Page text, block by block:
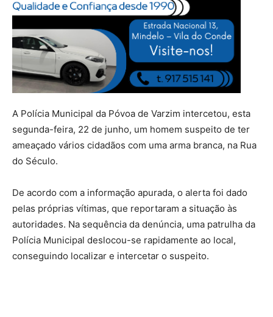
A Polícia Municipal da Póvoa de Varzim intercetou, esta
segunda-feira, 22 de junho, um homem suspeito de ter
ameaçado vários cidadãos com uma arma branca, na Rua
do Século.
De acordo com a informação apurada, o alerta foi dado
pelas próprias vítimas, que reportaram a situação às
autoridades. Na sequência da denúncia, uma patrulha da
Polícia Municipal deslocou-se rapidamente ao local,
conseguindo localizar e intercetar o suspeito.